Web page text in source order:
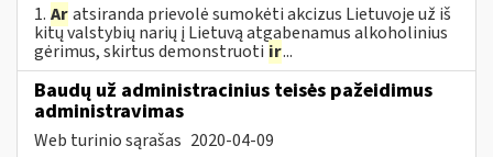
1. Aratsiranda prievolė sumokėti akcizus Lietuvoje už iš
kitų valstybių narių į Lietuvą atgabenamus alkoholinius
gėrimus, skirtus demonstruoti ir...
Baudų už administracinius teisės pažeidimus
administravimas
Web turinio sąrašas 2020-04-09